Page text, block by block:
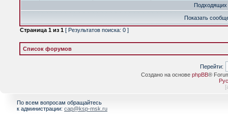
Подходящих
Показать
Страница 1 из 1 [ Результатов поиска: 0 ]
Список форумов
Перейти:
Создано на основе phpBB®
[
По всем вопросам обращайтесь
к администрации: cap@ksp-msk.ru